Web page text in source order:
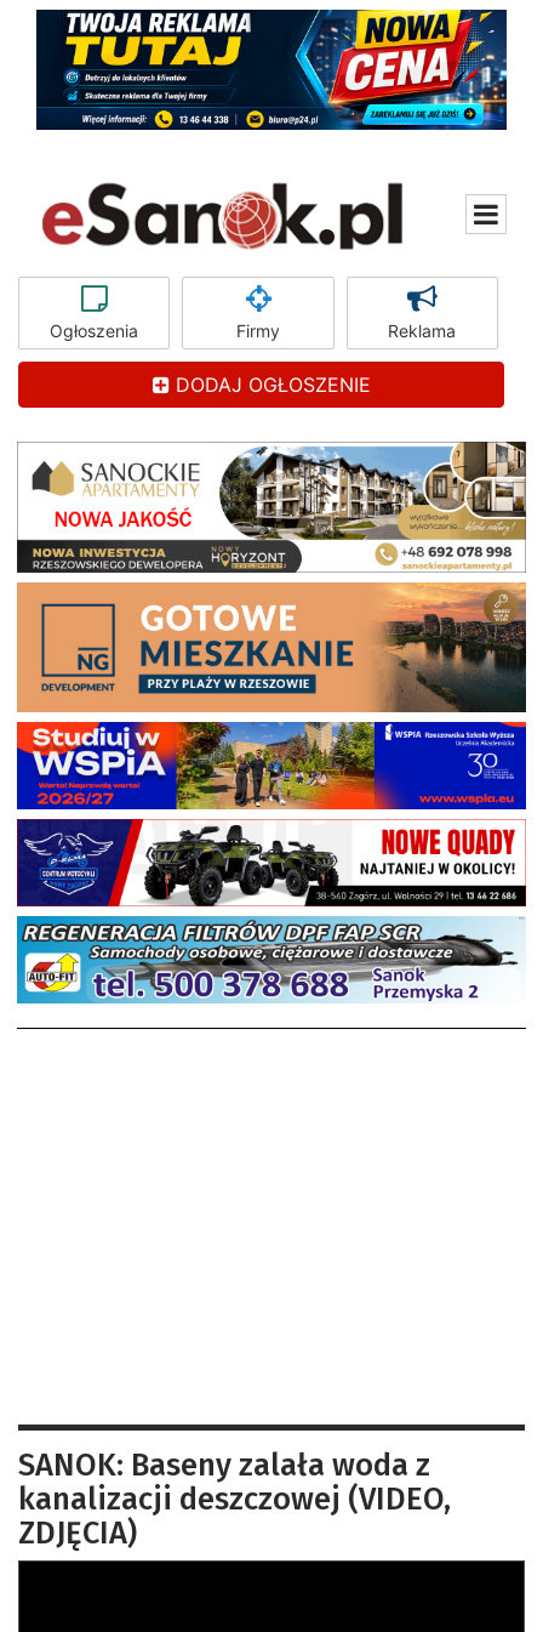
Ogłoszenia Firmy Reklama
DODAJ OGŁOSZENIE
SANOK: Baseny zalała woda z
kanalizacji deszczowej (VIDEO,
ZDJĘCIA)